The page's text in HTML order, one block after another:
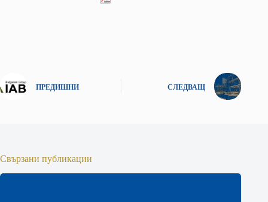
ПРЕДИШНИ СЛЕДВАЩ
Свързани публикации